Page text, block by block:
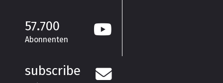
57.700
Abonnenten
subscribe